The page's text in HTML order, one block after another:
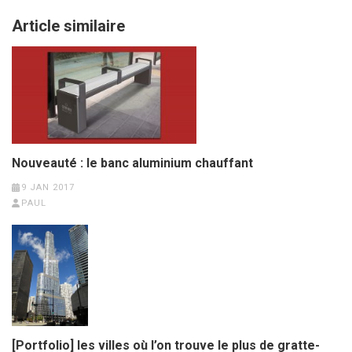
Article similaire
Nouveauté : le banc aluminium chauffant
9 JAN 2017
PAUL
[Portfolio] les villes où l’on trouve le plus de gratte-